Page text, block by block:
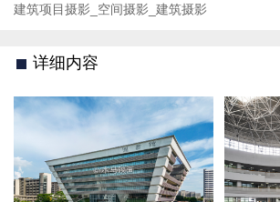
建筑项目摄影_空间摄影_建筑摄影
详细内容